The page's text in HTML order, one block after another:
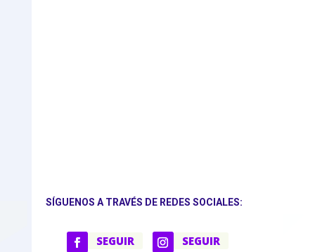
SÍGUENOS A TRAVÉS DE REDES SOCIALES:
SEGUIR SEGUIR